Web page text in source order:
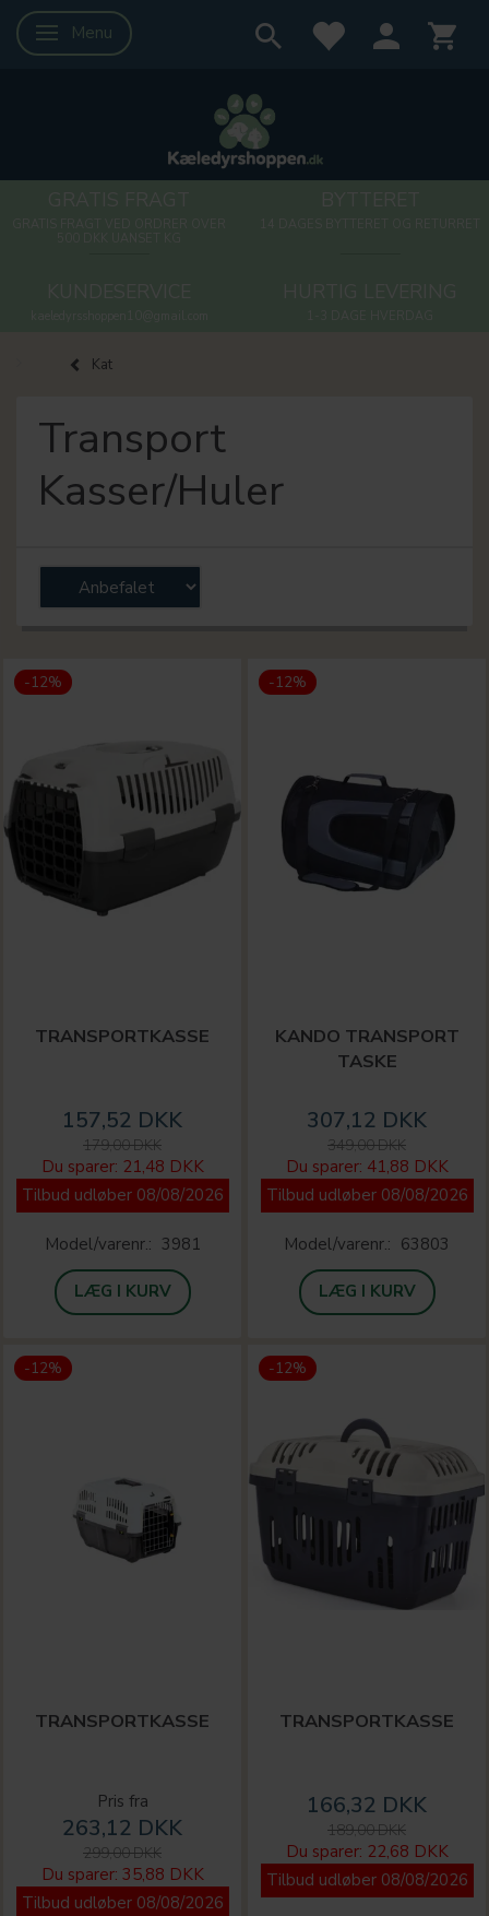
Skifte navigation
Menu
Kat
Transport
Kasser/Huler
-12%
TRANSPORTKASSE
157,52 DKK
179,00 DKK
Du sparer: 21,48 DKK
Tilbud udløber 08/08/2026
Model/varenr.: 3981
LÆG I KURV
-12%
KANDO TRANSPORT
TASKE
307,12 DKK
349,00 DKK
Du sparer: 41,88 DKK
Tilbud udløber 08/08/2026
Model/varenr.: 63803
LÆG I KURV
-12%
TRANSPORTKASSE
Pris fra
263,12 DKK
299,00 DKK
Du sparer: 35,88 DKK
Tilbud udløber 08/08/2026
-12%
TRANSPORTKASSE
166,32 DKK
189,00 DKK
Du sparer: 22,68 DKK
Tilbud udløber 08/08/2026